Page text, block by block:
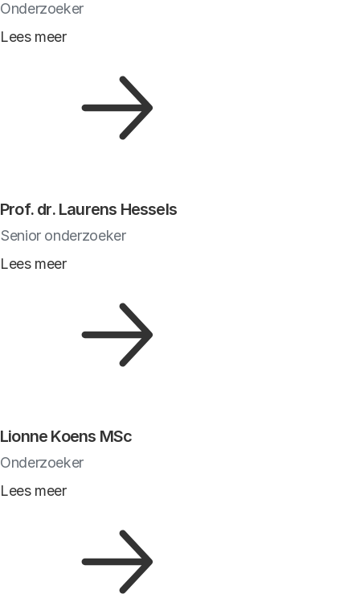
Onderzoeker
Lees meer
Prof. dr. Laurens Hessels
Senior onderzoeker
Lees meer
Lionne Koens MSc
Onderzoeker
Lees meer